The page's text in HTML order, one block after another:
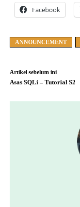
Facebook
ANNOUNCEMENT
Artikel sebelum ini
Asas SQLi – Tutorial S2